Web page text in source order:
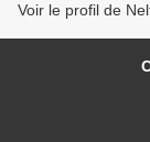
Voir le profil de